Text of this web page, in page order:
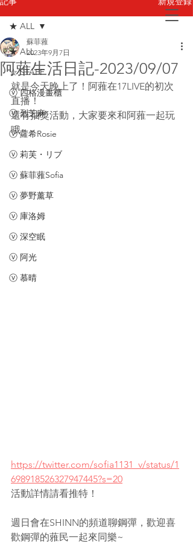
お問い合わせ
★ ALL
☆ STAFF
ⓥ 四格漫畫櫃
ⓥ 烈芝麻
ⓥ 蘿希Rosie
ⓥ 莉芙・リブ
ⓥ 蘇菲蕥Sofia
ⓥ 夢野薰草
ⓥ 庫洛姆
ⓥ 深空眠
ⓥ 阿光
ⓥ 慕晴
★ ALL
阿蕥生活日記-2023/09/07
蘇菲蕥
2023年9月7日
就是今天晚上了！阿蕥在17LIVE的初次
直播！
還有抽獎活動，大家要來和阿蕥一起玩
哦~
https://twitter.com/sofia1131_v/status/1
698918526327947445?s=20
活動詳情請看推特！
週日會在SHINN的頻道聊鋼彈，歡迎喜
歡鋼彈的蕥民一起來同樂~